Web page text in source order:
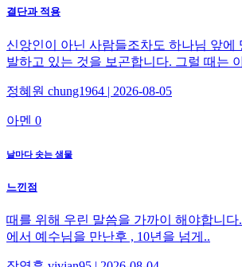
결단과 적용
신앙인이 아닌 사람들조차도 하나님 앞에
발하고 있는 것을 보곤합니다. 그럴 때는
정혜원 chung1964 | 2026-08-05
아멘 0
날마다 솟는 샘물
느낀점
때를 위해 우린 말씀을 가까이 해야합니
에서 예수님을 만난후 , 10년을 넘게..